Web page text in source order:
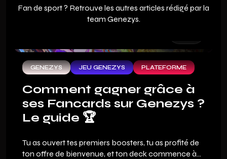
Fan de sport ? Retrouve les autres articles rédigé par la
team Genezys.
GENEZYS JEU GENEZYS PLATEFORME
Comment gagner grâce à
ses Fancards sur Genezys ?
Le guide 🏆
Tu as ouvert tes premiers boosters, tu as profité de
ton offre de bienvenue, et ton deck commence à